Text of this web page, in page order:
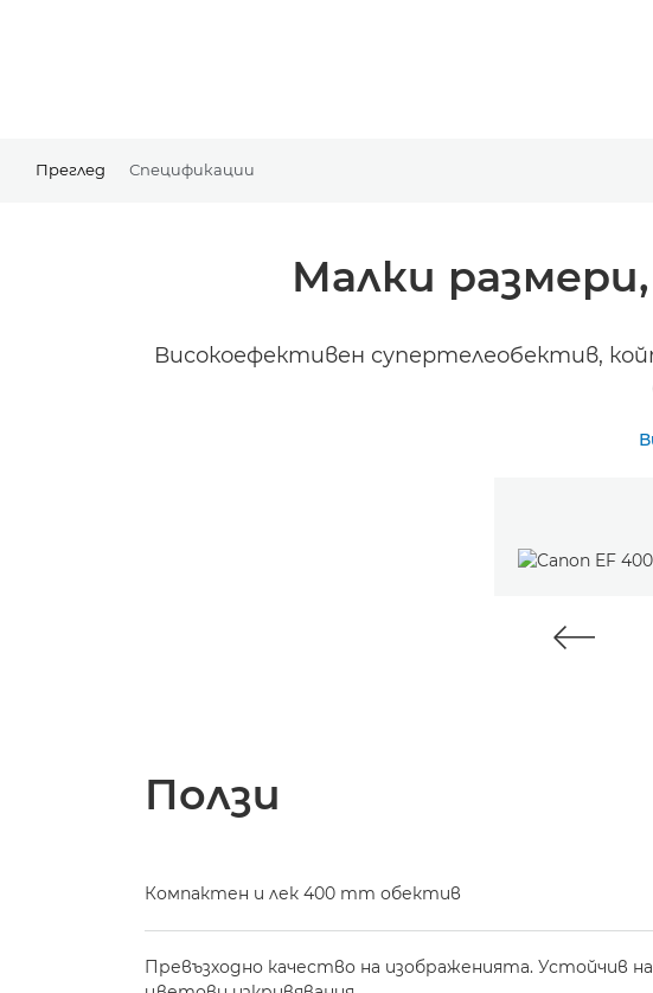
Преглед Спецификации
Малки
Високоефективен супертелеобектив,
Ползи
Компактен и лек 400 mm обектив
Превъзходно качество на изображенията. Устойчив